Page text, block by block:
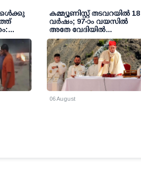
കമ്മ്യൂണിസ്റ്റ് തടവറയില്‍ 18
വര്‍ഷം; 97-ാം വയസില്‍
അതേ വേദിയില്‍
ദിവ്യബലിയര്‍പ്പിച്ച്
കര്‍ദിനാള്‍ ഏണസ്റ്റ്
സിമോണി
06 August